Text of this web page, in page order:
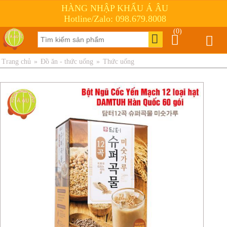
HÀNG NHẬP KHẨU Á ÂU
Hotline/Zalo: 098.679.8008
(0)
Trang chủ » Đồ ăn - thức uống » Thức uống